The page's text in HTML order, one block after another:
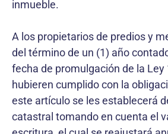
inmueble.
A los propietarios de predios y
del término de un (1) año
fecha de promulgación de la Ley
hubieren cumplido con la
este artículo se les establecerá
catastral tomando en cuenta el